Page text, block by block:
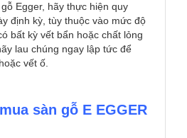
Egger, hãy thực hiện quy
định kỳ, tùy thuộc vào mức độ
bất kỳ vết bẩn hoặc chất lỏng
lau chúng ngay lập tức để
vết ố.
sàn gỗ E EGGER